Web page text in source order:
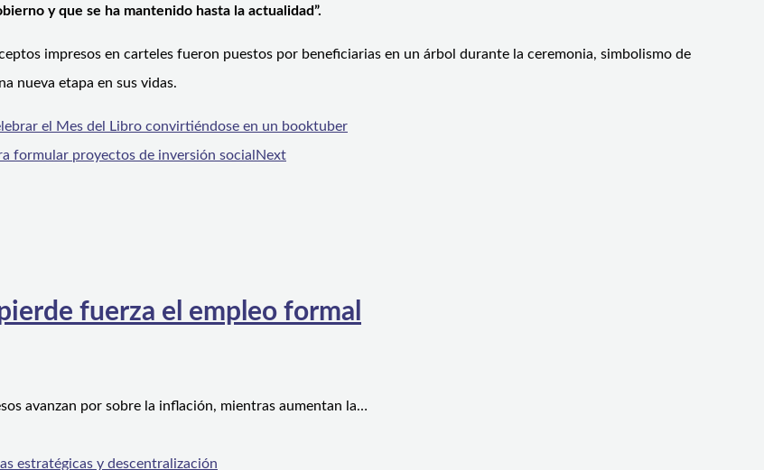
y que se ha mantenido hasta la actualidad”.
impresos en carteles fueron puestos por beneficiarias en un árbol durante la ceremonia, simbolismo de
nueva etapa en sus vidas.
el Mes del Libro convirtiéndose en un booktuber
formular proyectos de inversión social Next
fuerza el empleo formal
avanzan por sobre la inflación, mientras aumentan la…